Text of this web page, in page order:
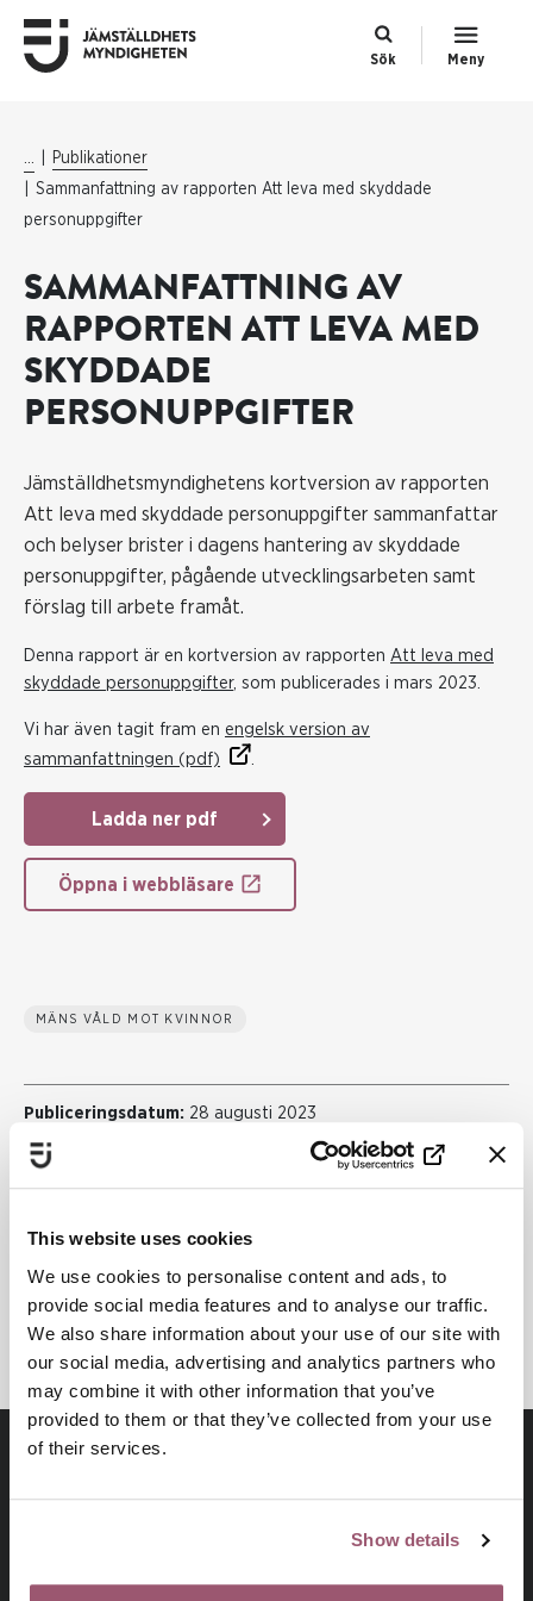
This website uses cookies
We use cookies to personalise content and ads, to
provide social media features and to analyse our traffic.
We also share information about your use of our site with
our social media, advertising and analytics partners who
may combine it with other information that you’ve
provided to them or that they’ve collected from your use
of their services.
Show details
Sök Meny
...
Publikationer
Sammanfattning av rapporten Att leva med skyddade
personuppgifter
SAMMANFATTNING AV
RAPPORTEN ATT LEVA MED
SKYDDADE
PERSONUPPGIFTER
Jämställdhetsmyndighetens kortversion av rapporten
Att leva med skyddade personuppgifter sammanfattar
och belyser brister i dagens hantering av skyddade
personuppgifter, pågående utvecklingsarbeten samt
förslag till arbete framåt.
Denna rapport är en kortversion av rapporten Att leva med
skyddade personuppgifter, som publicerades i mars 2023.
Vi har även tagit fram en engelsk version av
sammanfattningen (pdf)
.
Ladda ner pdf
Öppna i webbläsare
MÄNS VÅLD MOT KVINNOR
Publiceringsdatum: 28 augusti 2023
Senast uppdaterad:
Dela